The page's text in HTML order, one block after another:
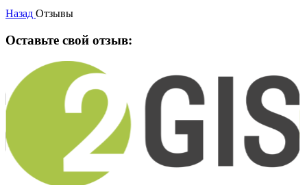
Назад Отзывы
Оставьте свой отзыв: